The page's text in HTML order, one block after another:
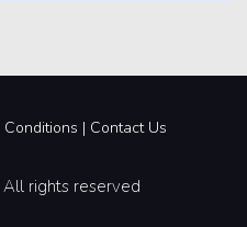
Conditions | Contact Us
rights reserved